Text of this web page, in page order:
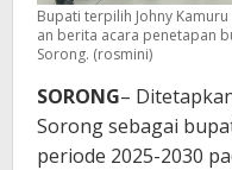
Bupati terpilih Johny
an berita acara penetapan
Sorong. (rosmini)
SORONG–
Sorong sebagai
periode 2025-2030